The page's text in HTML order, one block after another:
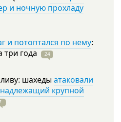
и ночную прохладу
и потоптался по нему:
три года 24
шахеды атаковали
крупной